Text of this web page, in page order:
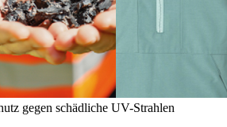
gegen schädliche UV-Strahlen